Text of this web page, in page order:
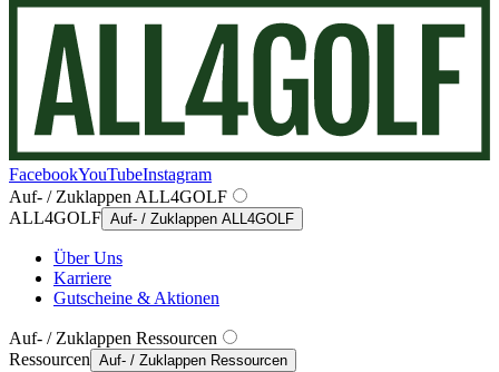
FacebookYouTubeInstagram
Auf- / Zuklappen ALL4GOLF
ALL4GOLF Auf- / Zuklappen ALL4GOLF
Über Uns
Karriere
Gutscheine & Aktionen
Auf- / Zuklappen Ressourcen
Ressourcen Auf- / Zuklappen Ressourcen